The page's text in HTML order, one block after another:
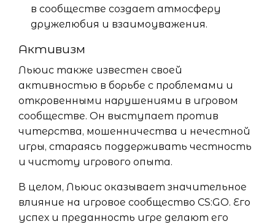
в сообществе создает атмосферу
дружелюбия и взаимоуважения.
Активизм
Льюис также известен своей
активностью в борьбе с проблемами и
откровенными нарушениями в игровом
сообществе. Он выступает против
читерства, мошенничества и нечестной
игры, стараясь поддерживать честность
и чистоту игрового опыта.
В целом, Льюис оказывает значительное
влияние на игровое сообщество CS:GO. Его
успех и преданность игре делают его